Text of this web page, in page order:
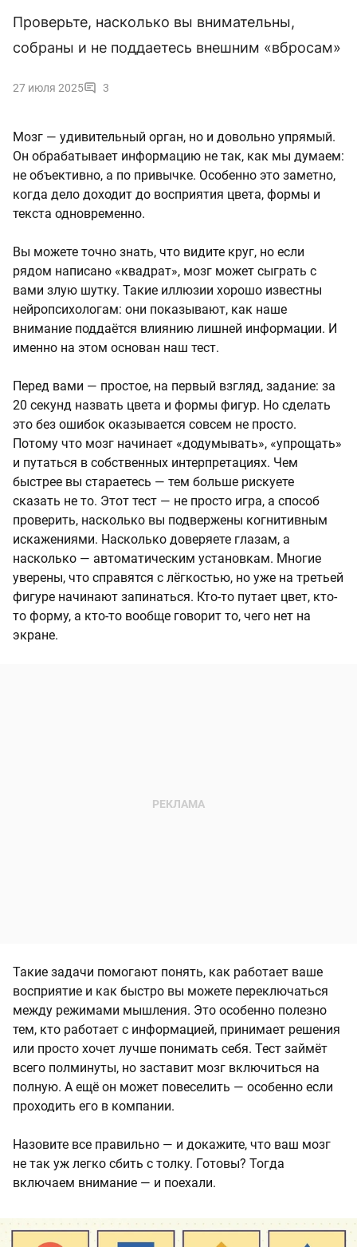
Проверьте, насколько вы внимательны,
собраны и не поддаетесь внешним «вбросам»
27 июля 2025 3
Мозг — удивительный орган, но и довольно упрямый.
Он обрабатывает информацию не так, как мы думаем:
не объективно, а по привычке. Особенно это заметно,
когда дело доходит до восприятия цвета, формы и
текста одновременно.
Вы можете точно знать, что видите круг, но если
рядом написано «квадрат», мозг может сыграть с
вами злую шутку. Такие иллюзии хорошо известны
нейропсихологам: они показывают, как наше
внимание поддаётся влиянию лишней информации. И
именно на этом основан наш тест.
Перед вами — простое, на первый взгляд, задание: за
20 секунд назвать цвета и формы фигур. Но сделать
это без ошибок оказывается совсем не просто.
Потому что мозг начинает «додумывать», «упрощать»
и путаться в собственных интерпретациях. Чем
быстрее вы стараетесь — тем больше рискуете
сказать не то. Этот тест — не просто игра, а способ
проверить, насколько вы подвержены когнитивным
искажениями. Насколько доверяете глазам, а
насколько — автоматическим установкам. Многие
уверены, что справятся с лёгкостью, но уже на третьей
фигуре начинают запинаться. Кто-то путает цвет, кто-
то форму, а кто-то вообще говорит то, чего нет на
экране.
Такие задачи помогают понять, как работает ваше
восприятие и как быстро вы можете переключаться
между режимами мышления. Это особенно полезно
тем, кто работает с информацией, принимает решения
или просто хочет лучше понимать себя. Тест займёт
всего полминуты, но заставит мозг включиться на
полную. А ещё он может повеселить — особенно если
проходить его в компании.
Назовите все правильно — и докажите, что ваш мозг
не так уж легко сбить с толку. Готовы? Тогда
включаем внимание — и поехали.